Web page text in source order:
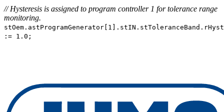
// Hysteresis is assigned to program controller 1 for tolerance range
monitoring.
:= 1.0;